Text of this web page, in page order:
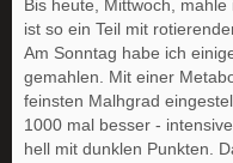
Bis heute, Mittwoch,
ist so ein Teil mit
Am Sonntag habe ich
gemahlen. Mit einer
feinsten Malhgrad
1000 mal besser -
hell mit dunklen Punkten.